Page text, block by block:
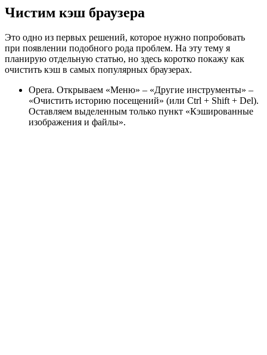
Чистим кэш браузера
Это одно из первых решений, которое нужно попробовать
при появлении подобного рода проблем. На эту тему я
планирую отдельную статью, но здесь коротко покажу как
очистить кэш в самых популярных браузерах.
Opera. Открываем «Меню» – «Другие инструменты» –
«Очистить историю посещений» (или Ctrl + Shift + Del).
Оставляем выделенным только пункт «Кэшированные
изображения и файлы».